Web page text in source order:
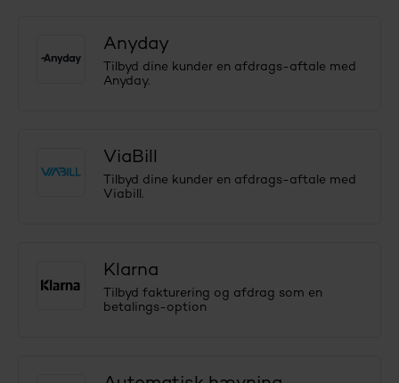
Anyday
Tilbyd dine kunder en afdrags-aftale med
Anyday.
ViaBill
Tilbyd dine kunder en afdrags-aftale med
Viabill.
Klarna
Tilbyd fakturering og afdrag som en
betalings-option